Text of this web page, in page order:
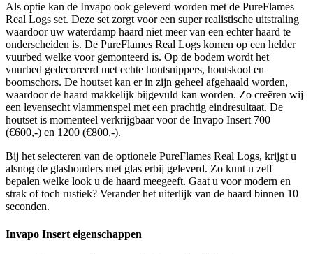
Als optie kan de Invapo ook geleverd worden met de PureFlames
Real Logs set. Deze set zorgt voor een super realistische uitstraling
waardoor uw waterdamp haard niet meer van een echter haard te
onderscheiden is. De PureFlames Real Logs komen op een helder
vuurbed welke voor gemonteerd is. Op de bodem wordt het
vuurbed gedecoreerd met echte houtsnippers, houtskool en
boomschors. De houtset kan er in zijn geheel afgehaald worden,
waardoor de haard makkelijk bijgevuld kan worden. Zo creëren wij
een levensecht vlammenspel met een prachtig eindresultaat. De
houtset is momenteel verkrijgbaar voor de Invapo Insert 700
(€600,-) en 1200 (€800,-).
Bij het selecteren van de optionele PureFlames Real Logs, krijgt u
alsnog de glashouders met glas erbij geleverd. Zo kunt u zelf
bepalen welke look u de haard meegeeft. Gaat u voor modern en
strak of toch rustiek? Verander het uiterlijk van de haard binnen 10
seconden.
Invapo Insert eigenschappen